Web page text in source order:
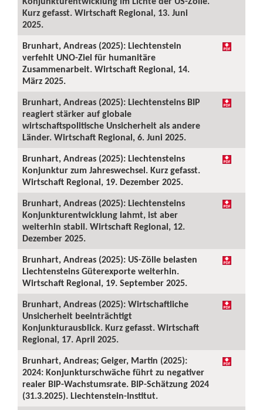
Kurz gefasst. Wirtschaft Regional, 13. Juni
2025.
Brunhart, Andreas (2025): Liechtenstein
verfehlt UNO-Ziel für humanitäre
Zusammenarbeit. Wirtschaft Regional, 14.
März 2025.
Brunhart, Andreas (2025): Liechtensteins BIP
reagiert stärker auf globale
wirtschaftspolitische Unsicherheit als andere
Länder. Wirtschaft Regional, 6. Juni 2025.
Brunhart, Andreas (2025): Liechtensteins
Konjunktur zum Jahreswechsel. Kurz gefasst.
Wirtschaft Regional, 19. Dezember 2025.
Brunhart, Andreas (2025): Liechtensteins
Konjunkturentwicklung lahmt, ist aber
weiterhin stabil. Wirtschaft Regional, 12.
Dezember 2025.
Brunhart, Andreas (2025): US-Zölle belasten
Liechtensteins Güterexporte weiterhin.
Wirtschaft Regional, 19. September 2025.
Brunhart, Andreas (2025): Wirtschaftliche
Unsicherheit beeinträchtigt
Konjunkturausblick. Kurz gefasst. Wirtschaft
Regional, 17. April 2025.
Brunhart, Andreas; Geiger, Martin (2025):
2024: Konjunkturschwäche führt zu negativer
realer BIP-Wachstumsrate. BIP-Schätzung 2024
(31.3.2025). Liechtenstein-Institut.